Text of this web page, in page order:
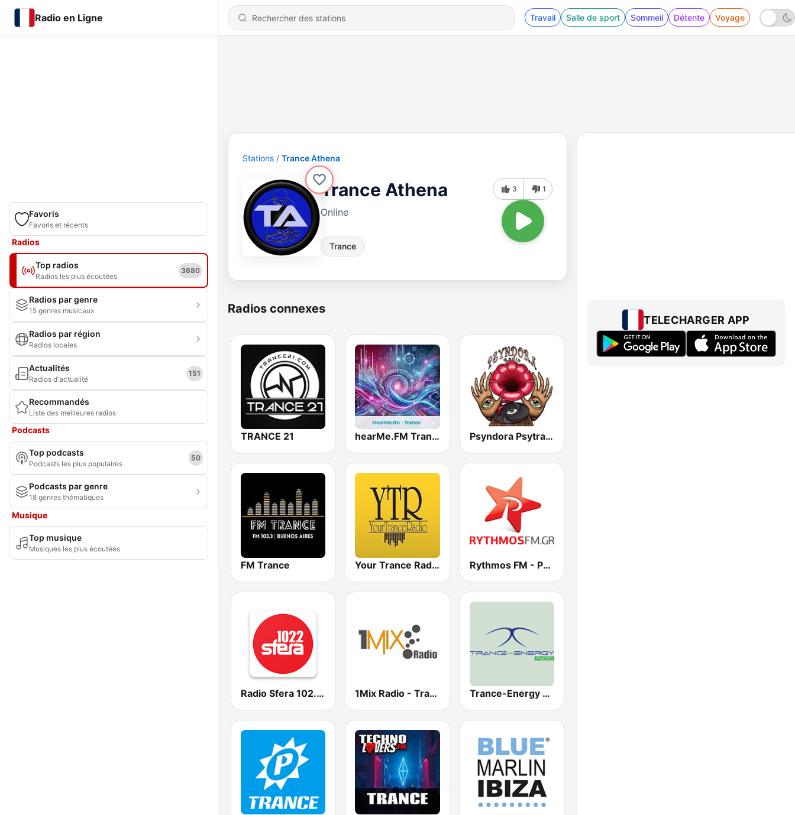
Radio en Ligne Travail Salle de sport Sommeil Détente Voyage
Favoris
Favoris et récents
Radios
Top radios
Radios les plus écoutées
3680
Radios par genre
15 genres musicaux
Radios par région
Radios locales
Actualités
Radios d'actualité
151
Recommandés
Liste des meilleures radios
Podcasts
Top podcasts
Podcasts les plus populaires
50
Podcasts par genre
18 genres thématiques
Musique
Top musique
Musiques les plus écoutées
Stations Trance Athena
Trance Athena
Online
Trance
3 1
Radios connexes
TRANCE 21 hearMe.FM Trance Psyndora Psytrance
FM Trance Your Trance Radio Rythmos FM - Ρυθμος 94.9
Radio Sfera 102.2 FM 1Mix Radio - Trance Trance-Energy Radio
TELECHARGER APP